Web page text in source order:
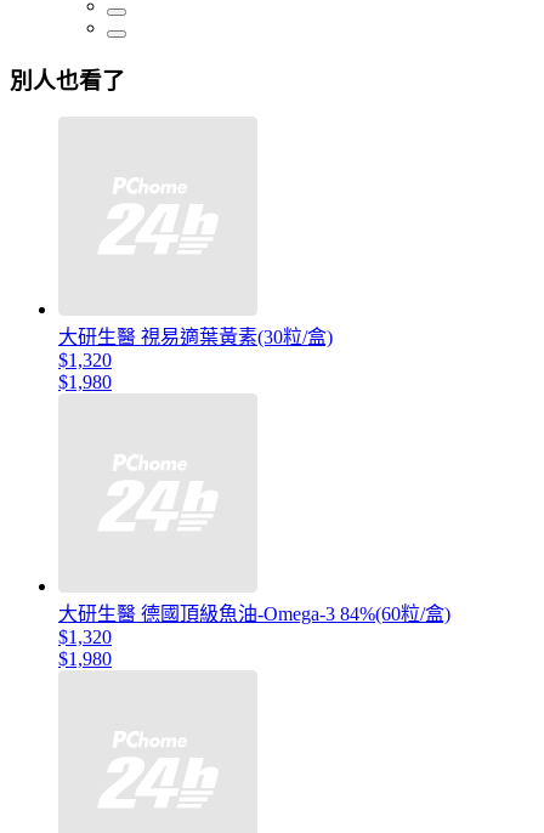
別人也看了
大研生醫 視易適葉黃素(30粒/盒)
$1,320
$1,980
大研生醫 德國頂級魚油-Omega-3 84%(60粒/盒)
$1,320
$1,980